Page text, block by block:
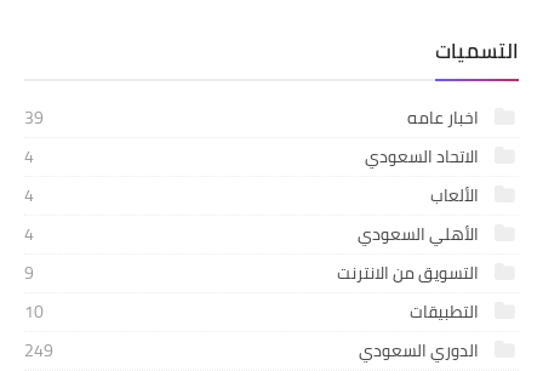
التسميات
اخبار عامه
39
الاتحاد السعودي
4
الألعاب
4
الأهلي السعودي
4
التسويق من الانترنت
9
التطبيقات
10
الدوري السعودي
249